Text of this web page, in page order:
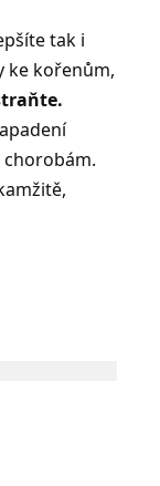
tak i
ke kořenům,